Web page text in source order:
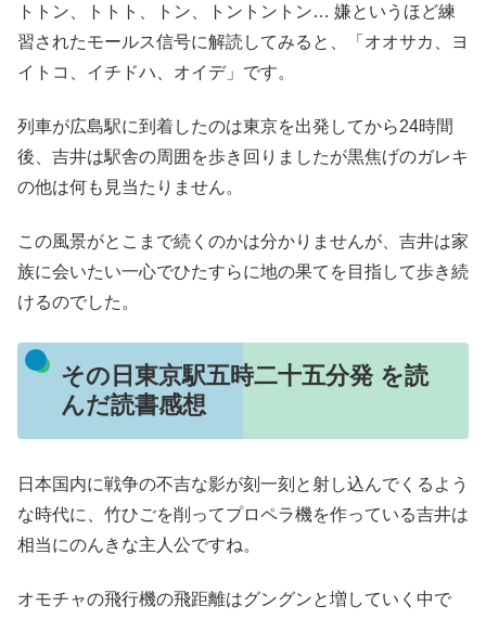
トトン、トトト、トン、トントントン… 嫌というほど練
習されたモールス信号に解読してみると、「オオサカ、ヨ
イトコ、イチドハ、オイデ」です。
列車が広島駅に到着したのは東京を出発してから24時間
後、吉井は駅舎の周囲を歩き回りましたが黒焦げのガレキ
の他は何も見当たりません。
この風景がとこまで続くのかは分かりませんが、吉井は家
族に会いたい一心でひたすらに地の果てを目指して歩き続
けるのでした。
その日東京駅五時二十五分発 を読
んだ読書感想
日本国内に戦争の不吉な影が刻一刻と射し込んでくるよう
な時代に、竹ひごを削ってプロペラ機を作っている吉井は
相当にのんきな主人公ですね。
オモチャの飛行機の飛距離はグングンと増していく中で